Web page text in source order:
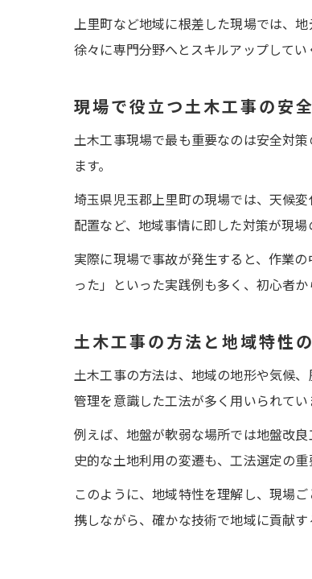
上里町など地域に根差した現場では、
徐々に専門分野へとスキルアップしてい
現場で役立つ土木工事の安
土木工事現場で最も重要なのは安全対
ます。
埼玉県児玉郡上里町の現場では、天候
配置など、地域事情に即した対策が現場
実際に現場で事故が発生すると、作業
った」といった実践例も多く、初心者
土木工事の方法と地域特性
土木工事の方法は、地域の地形や気候
管理を意識した工法が多く用いられてい
例えば、地盤が軟弱な場所では地盤改
史的な土地利用の変遷も、工法選定の重
このように、地域特性を理解し、現場
携しながら、確かな技術で地域に貢献す